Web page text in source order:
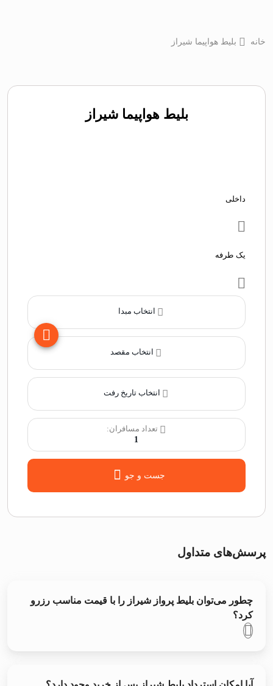
خانه بلیط هواپیما شیراز
بلیط هواپیما شیراز
داخلی
یک طرفه
انتخاب مبدا
انتخاب مقصد
تعداد مسافران:
1
جست و جو
پرسش‌های متداول
چطور می‌توان بلیط پرواز شیراز را با قیمت مناسب رزرو
کرد؟